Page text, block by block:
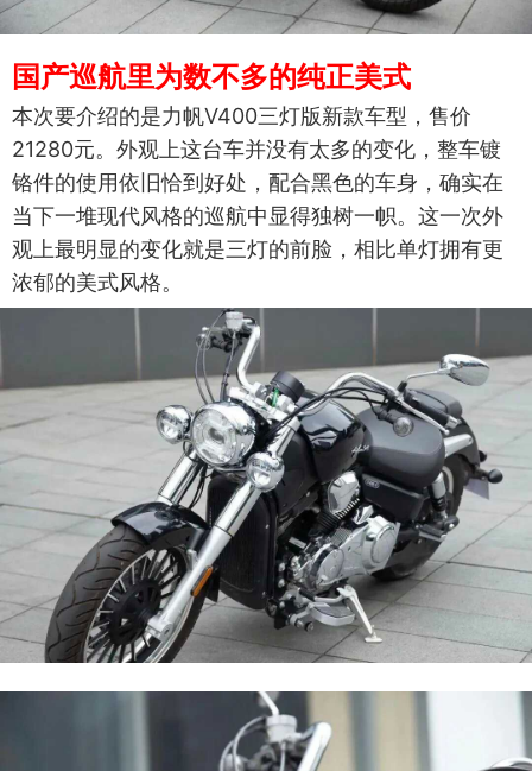
国产巡航里为数不多的纯正美式
本次要介绍的是力帆V400三灯版新款车型，售价
21280元。外观上这台车并没有太多的变化，整车镀
铬件的使用依旧恰到好处，配合黑色的车身，确实在
当下一堆现代风格的巡航中显得独树一帜。这一次外
观上最明显的变化就是三灯的前脸，相比单灯拥有更
浓郁的美式风格。